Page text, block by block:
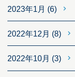
2023年1月 (6)
2022年12月 (8)
2022年10月 (3)